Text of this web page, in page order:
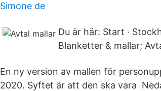
Simone de
Du är här: Start ·
Blanketter & mallar;
En ny version av mallen för
2020. Syftet är att den ska vara